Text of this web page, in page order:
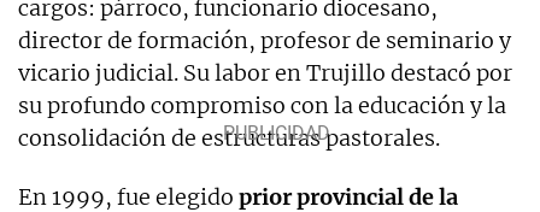
cargos: párroco, funcionario diocesano,
director de formación, profesor de seminario y
vicario judicial. Su labor en Trujillo destacó por
su profundo compromiso con la educación y la
consolidación de estructuras pastorales.
En 1999, fue elegido prior provincial de la